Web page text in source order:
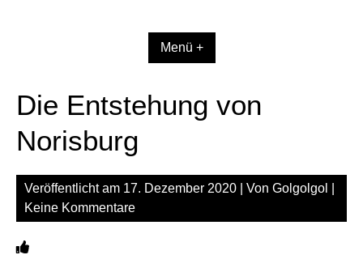
Menü +
Die Entstehung von
Norisburg
Veröffentlicht am 17. Dezember 2020 | Von Golgolgol
Keine Kommentare